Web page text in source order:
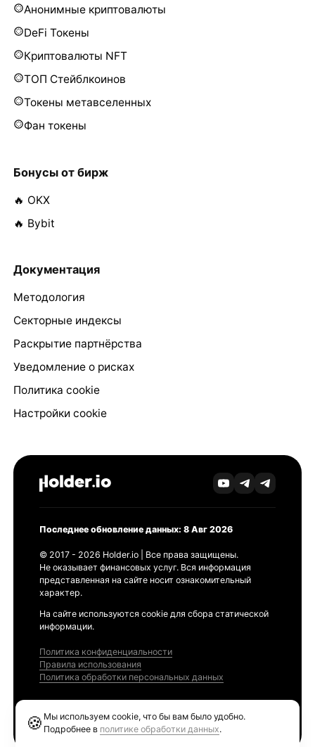
Анонимные криптовалюты
DeFi Токены
Криптовалюты NFT
ТОП Стейблкоинов
Токены метавселенных
Фан токены
Бонусы от бирж
🔥 OKX
🔥 Bybit
Документация
Методология
Секторные индексы
Раскрытие партнёрства
Уведомление о рисках
Политика cookie
Настройки cookie
Последнее обновление данных: 8 Авг 2026
© 2017 - 2026 Holder.io | Все права защищены.
Не оказывает финансовых услуг. Вся информация
представленная на сайте носит ознакомительный
характер.
На сайте используются cookie для сбора статической
информации.
Политика конфиденциальности
Правила использования
Политика обработки персональных данных
🍪 Мы используем cookie, что бы вам было удобно.
Подробнее в политике обработки данных.
Ethereum GAS Tracker